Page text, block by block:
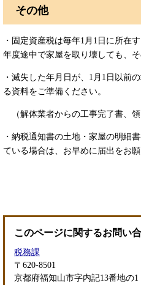
その他
・固定資産税は毎年1月1日に所在
年度途中で家屋を取り壊しても、
・滅失した年月日が、1月1日以前
る資料をご準備ください。
（解体業者からの工事完了書、領
・納税通知書の土地・家屋の明細
ている場合は、お早めに届出をお願
このページに関するお問い
税務課
〒620-8501
京都府福知山市字内記13番地の